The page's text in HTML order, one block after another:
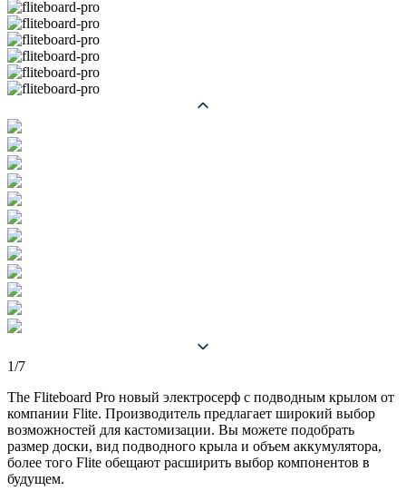
1/7
The Fliteboard Pro новый электросерф с подводным крылом от
компании Flite. Производитель предлагает широкий выбор
возможностей для кастомизации. Вы можете подобрать
размер доски, вид подводного крыла и объем аккумулятора,
более того Flite обещают расширить выбор компонентов в
будущем.